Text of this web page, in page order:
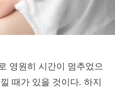
영원히 시간이 멈추었으
때가 있을 것이다. 하지